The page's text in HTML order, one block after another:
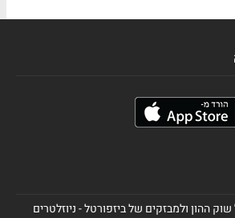
ההון ולמבזקים של ביזפורטל - ניוזלטרים